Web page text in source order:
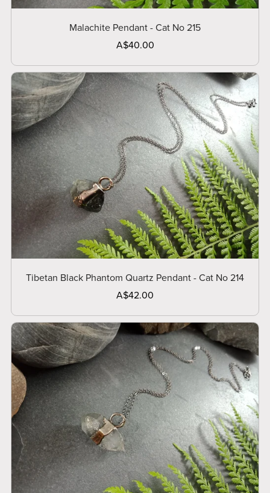
Malachite Pendant - Cat No 215
A$40.00
Tibetan Black Phantom Quartz Pendant - Cat No 214
A$42.00